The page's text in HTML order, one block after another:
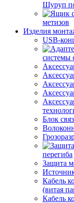
Шуруп
метизов
Изделия
USB-
системы
Блок
перегиба
Защита
Кабель
(витая
Кабель